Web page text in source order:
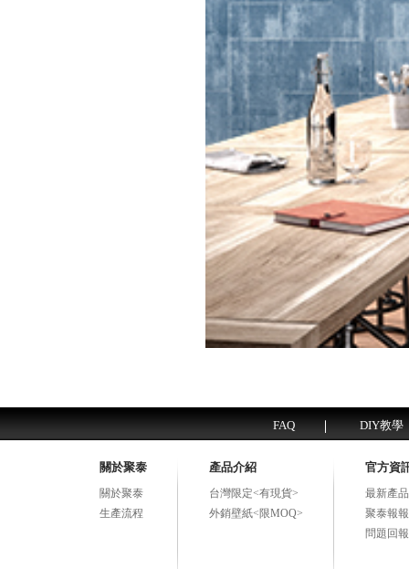
FAQ DIY教學
關於聚泰
關於聚泰
生產流程
產品介紹
台灣限定<有現貨>
外銷壁紙<限MOQ>
官方資
最新產
聚泰報報
問題回報